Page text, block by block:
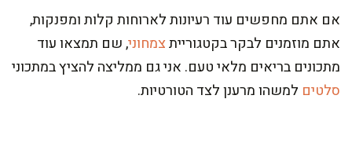
אם אתם מחפשים עוד רעיונות לארוחות קלות ומפנקות,
אתם מוזמנים לבקר בקטגורייתצמחוני, שם תמצאו עוד
מתכונים בריאים מלאי טעם. אני גם ממליצה להציץ במתכוני
סלטים למשהו מרענן לצד הטורטיות.